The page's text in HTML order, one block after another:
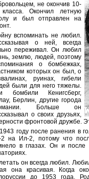
не окончив 10-
Окончил летную
и был отправлен на
вспоминать не любил.
о ней, всегда
переживал. Он любил
землю, людей, поэтому
о бомбежках,
которых он был, о
руинах, гибели
были для него тяжелы.
бомбили Кенигсберг,
Берлин, другие города
Больше он
о своих друзьях,
фронтовой дружбе.
году после ранения в
2 на Ил-2, потому что
в глазах. Он и после
он всегда любил.
она красивая. Когда
до 1953 года.